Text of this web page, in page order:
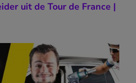
uit de Tour de France |